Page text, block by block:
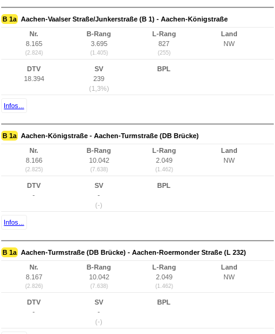
B 1a Aachen-Vaalser Straße/Junkerstraße (B 1) - Aachen-Königstraße
Nr.
8.165
(2.824)
B-Rang
3.695
(1.405)
L-Rang
827
(255)
Land
NW
DTV
18.394
SV
239
(1,3%)
BPL
Infos...
B 1a Aachen-Königstraße - Aachen-Turmstraße (DB Brücke)
Nr.
8.166
(2.825)
B-Rang
10.042
(7.638)
L-Rang
2.049
(1.462)
Land
NW
DTV
-
SV
-
(-)
BPL
Infos...
B 1a Aachen-Turmstraße (DB Brücke) - Aachen-Roermonder Straße (L 232)
Nr.
8.167
(2.826)
B-Rang
10.042
(7.638)
L-Rang
2.049
(1.462)
Land
NW
DTV
-
SV
-
(-)
BPL